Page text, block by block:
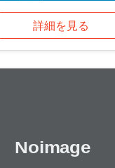
詳細を見る